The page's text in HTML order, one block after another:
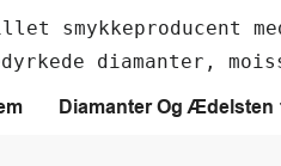
smykkeproducent
diamanter,
Diamanter Og Ædelsten